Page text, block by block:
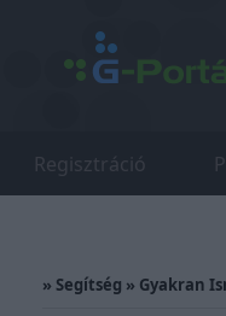
Regisztráció
» Segítség » Gyakran